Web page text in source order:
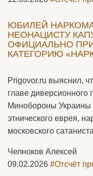
ЮБИЛЕЙ
НЕОНАЦИСТУ
ОФИЦИАЛЬНО
КАТЕГОРИЮ
Prigovor.ru выяснил,
главе диверсионного
Минобороны Украины
этнического еврея,
московского сатаниста
Челноков Алексей
09.02.2026 #Отсчёт